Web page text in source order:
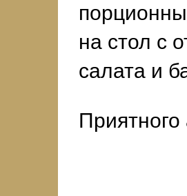
на стол с
салата и
Приятного